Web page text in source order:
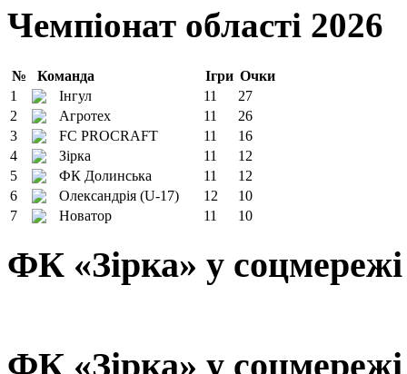
Чемпіонат області 2026
№ Команда Ігри Очки
1
Інгул 11
27
2
Агротех 11
26
3
FC PROCRAFT 11
16
4
Зірка 11
12
5
ФК Долинська 11
12
6
Олександрія (U-17) 12
10
7
Новатор 11 10
ФК «Зірка» у
ФК «Зірка» у